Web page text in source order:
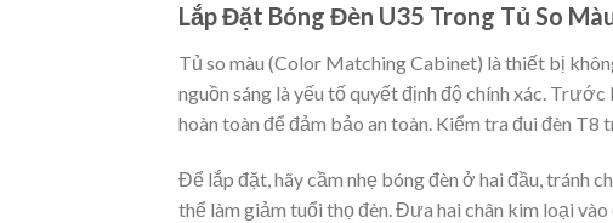
Lắp Đặt Bóng Đèn U35 Trong Tủ So
Tủ so màu (Color Matching Cabinet) là thiết bị
nguồn sáng là yếu tố quyết định độ chính xác.
hoàn toàn để đảm bảo an toàn. Kiểm tra đui đèn T8
Để lắp đặt, hãy cầm nhẹ bóng đèn ở hai đầu, tránh
thể làm giảm tuổi thọ đèn. Đưa hai chân kim loại